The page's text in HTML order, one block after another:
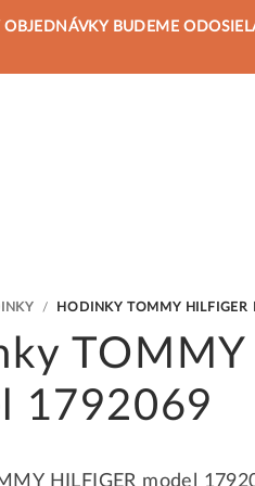
BUDEME
/ HODINKY TOMMY
TOMMY
1792069
HILFIGER model